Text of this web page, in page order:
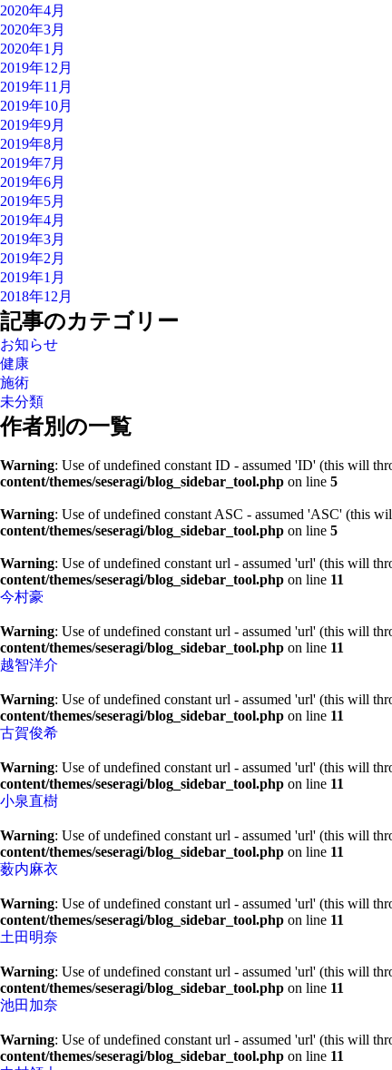
2020年4月
2020年3月
2020年1月
2019年12月
2019年11月
2019年10月
2019年9月
2019年8月
2019年7月
2019年6月
2019年5月
2019年4月
2019年3月
2019年2月
2019年1月
2018年12月
記事のカテゴリー
お知らせ
健康
施術
未分類
作者別の一覧
Warning: Use of undefined constant ID - assumed 'ID' (this will
content/themes/seseragi/blog_sidebar_tool.php on line 5
Warning: Use of undefined constant ASC - assumed 'ASC' (this
content/themes/seseragi/blog_sidebar_tool.php on line 5
Warning: Use of undefined constant url - assumed 'url' (this will
content/themes/seseragi/blog_sidebar_tool.php on line 11
今村豪
Warning: Use of undefined constant url - assumed 'url' (this will
content/themes/seseragi/blog_sidebar_tool.php on line 11
越智洋介
Warning: Use of undefined constant url - assumed 'url' (this will
content/themes/seseragi/blog_sidebar_tool.php on line 11
古賀俊希
Warning: Use of undefined constant url - assumed 'url' (this will
content/themes/seseragi/blog_sidebar_tool.php on line 11
小泉直樹
Warning: Use of undefined constant url - assumed 'url' (this will
content/themes/seseragi/blog_sidebar_tool.php on line 11
薮内麻衣
Warning: Use of undefined constant url - assumed 'url' (this will
content/themes/seseragi/blog_sidebar_tool.php on line 11
土田明奈
Warning: Use of undefined constant url - assumed 'url' (this will
content/themes/seseragi/blog_sidebar_tool.php on line 11
池田加奈
Warning: Use of undefined constant url - assumed 'url' (this will
content/themes/seseragi/blog_sidebar_tool.php on line 11